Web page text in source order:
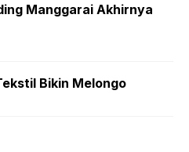
Manggarai Akhirnya
Bikin Melongo